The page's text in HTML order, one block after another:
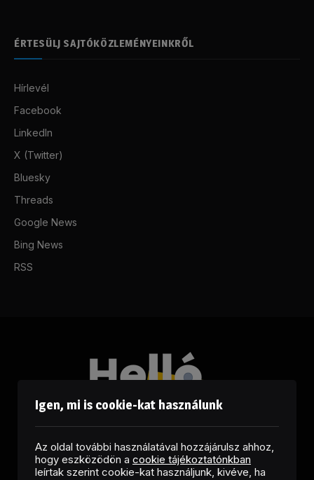
ÉRTESÜLJ SAJTÓKÖZLEMÉNYEINKRŐL
Hírlevél
Facebook
LinkedIn
X (Twitter)
Bluesky
Threads
Google News
Bing News
RSS
Igen, mi is cookie-kat használunk
Az oldal további használatával hozzájárulsz ahhoz,
hogy eszközödön a cookie tájékoztatónkban
leírtak szerint cookie-kat használjunk, kivéve, ha